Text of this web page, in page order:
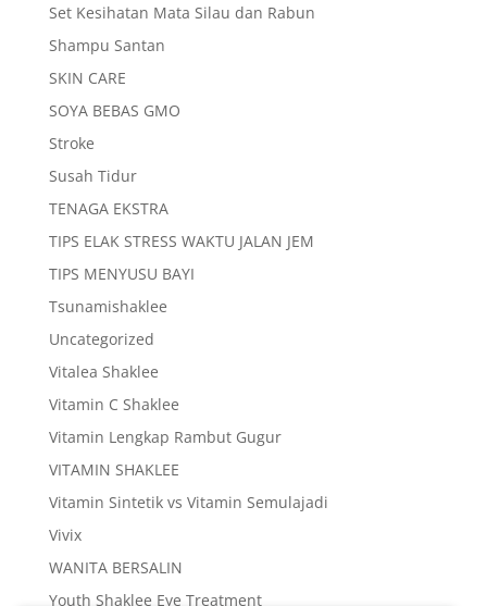
Set Kesihatan Mata Silau dan Rabun
Shampu Santan
SKIN CARE
SOYA BEBAS GMO
Stroke
Susah Tidur
TENAGA EKSTRA
TIPS ELAK STRESS WAKTU JALAN JEM
TIPS MENYUSU BAYI
Tsunamishaklee
Uncategorized
Vitalea Shaklee
Vitamin C Shaklee
Vitamin Lengkap Rambut Gugur
VITAMIN SHAKLEE
Vitamin Sintetik vs Vitamin Semulajadi
Vivix
WANITA BERSALIN
Youth Shaklee Eye Treatment